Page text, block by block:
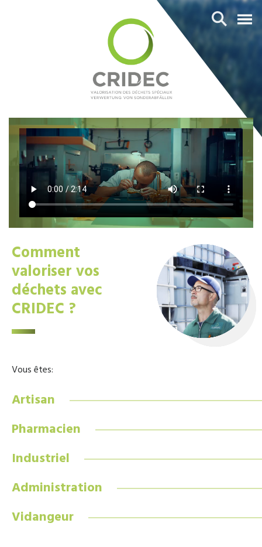
Comment
valoriser vos
déchets avec
CRIDEC ?
Vous êtes:
Artisan
Pharmacien
Industriel
Administration
Vidangeur